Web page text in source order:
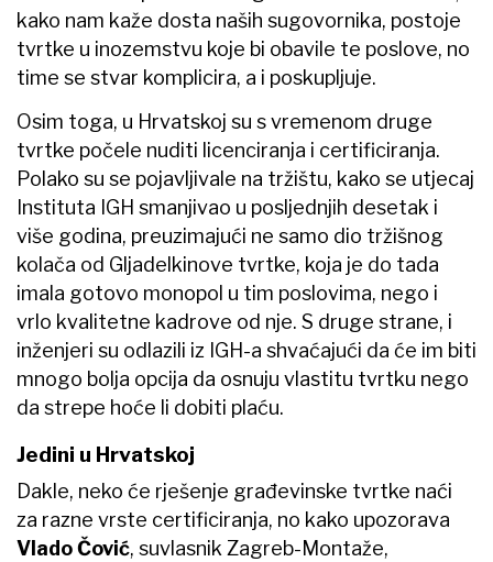
kako nam kaže dosta naših sugovornika, postoje
tvrtke u inozemstvu koje bi obavile te poslove, no
time se stvar komplicira, a i poskupljuje.
Osim toga, u Hrvatskoj su s vremenom druge
tvrtke počele nuditi licenciranja i certificiranja.
Polako su se pojavljivale na tržištu, kako se utjecaj
Instituta IGH smanjivao u posljednjih desetak i
više godina, preuzimajući ne samo dio tržišnog
kolača od Gljadelkinove tvrtke, koja je do tada
imala gotovo monopol u tim poslovima, nego i
vrlo kvalitetne kadrove od nje. S druge strane, i
inženjeri su odlazili iz IGH-a shvaćajući da će im biti
mnogo bolja opcija da osnuju vlastitu tvrtku nego
da strepe hoće li dobiti plaću.
Jedini u Hrvatskoj
Dakle, neko će rješenje građevinske tvrtke naći
za razne vrste certificiranja, no kako upozorava
Vlado Čović, suvlasnik Zagreb-Montaže,